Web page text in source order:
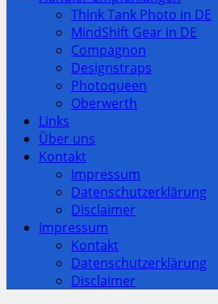
Think Tank Photo in DE
MindShift Gear in DE
Compagnon
Designstraps
Photoqueen
Oberwerth
Links
Über uns
Kontakt
Impressum
Datenschutzerklärung
Disclaimer
Impressum
Kontakt
Datenschutzerklärung
Disclaimer